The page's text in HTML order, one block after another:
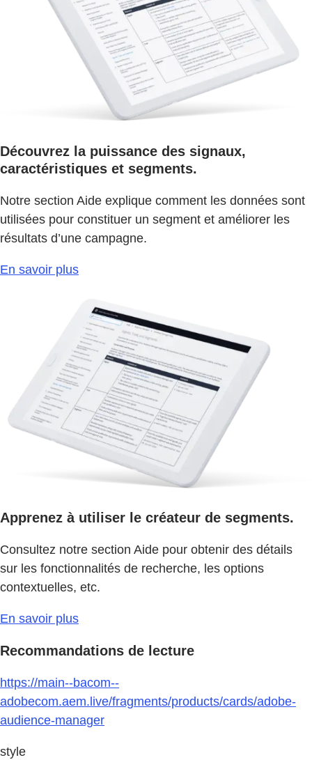
Découvrez la puissance des signaux,
caractéristiques et segments.
Notre section Aide explique comment les données sont
utilisées pour constituer un segment et améliorer les
résultats d’une campagne.
En savoir plus
Apprenez à utiliser le créateur de segments.
Consultez notre section Aide pour obtenir des détails
sur les fonctionnalités de recherche, les options
contextuelles, etc.
En savoir plus
Recommandations de lecture
https://main--bacom--
adobecom.aem.live/fragments/products/cards/adobe-
audience-manager
style